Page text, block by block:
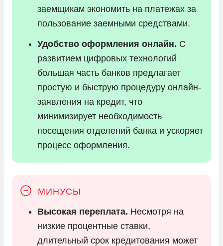
заемщикам экономить на платежах за
пользование заемными средствами.
Удобство оформления онлайн. С
развитием цифровых технологий
большая часть банков предлагает
простую и быструю процедуру онлайн-
заявления на кредит, что
минимизирует необходимость
посещения отделений банка и ускоряет
процесс оформления.
Высокая переплата. Несмотря на
низкие процентные ставки,
длительный срок кредитования может